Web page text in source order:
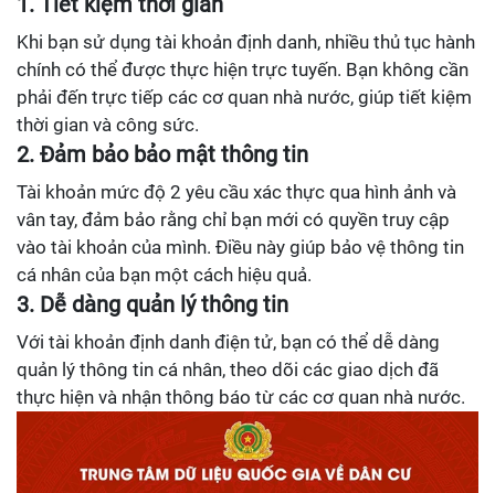
Khi bạn sử dụng tài khoản định danh, nhiều thủ tục hành
chính có thể được thực hiện trực tuyến. Bạn không cần
phải đến trực tiếp các cơ quan nhà nước, giúp tiết kiệm
thời gian và công sức.
2. Đảm bảo bảo mật thông tin
Tài khoản mức độ 2 yêu cầu xác thực qua hình ảnh và
vân tay, đảm bảo rằng chỉ bạn mới có quyền truy cập
vào tài khoản của mình. Điều này giúp bảo vệ thông tin
cá nhân của bạn một cách hiệu quả.
3. Dễ dàng quản lý thông tin
Với tài khoản định danh điện tử, bạn có thể dễ dàng
quản lý thông tin cá nhân, theo dõi các giao dịch đã
thực hiện và nhận thông báo từ các cơ quan nhà nước.